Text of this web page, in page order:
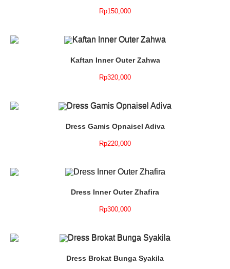
Rp150,000
Kaftan Inner Outer Zahwa
Rp320,000
Dress Gamis Opnaisel Adiva
Rp220,000
Dress Inner Outer Zhafira
Rp300,000
Dress Brokat Bunga Syakila